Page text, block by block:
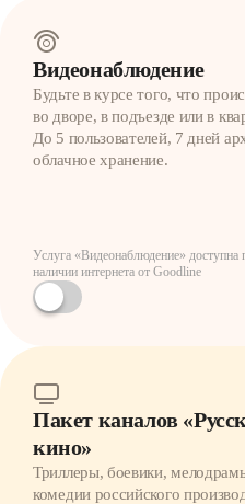
Видеонаблюдение
Будьте в курсе того, что
во дворе, в подъезде или в
До 5 пользователей, 7 дней
облачное хранение.
Услуга «Видеонаблюдение» доступна
наличии интернета от Goodline
Пакет каналов
кино»
Триллеры, боевики,
комедии российского